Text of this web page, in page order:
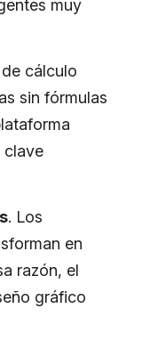
muy
cálculo
sin fórmulas
clave
. Los
en
razón, el
gráfico